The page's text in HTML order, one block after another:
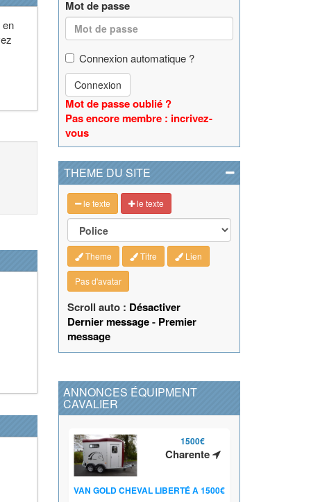
en
Mot de passe
Connexion automatique ?
Connexion
Mot de passe oublié ?
Pas encore membre : incrivez-
vous
THEME DU SITE
le texte le texte
Theme Titre Lien
Pas d'avatar
Scroll auto : Désactiver
Dernier message- Premier
message
ANNONCES ÉQUIPMENT
CAVALIER
1500€
Charente
VAN GOLD CHEVAL LIBERTÉ A 1500€